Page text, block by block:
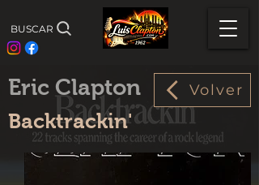
BUSCAR
Eric Clapton
Backtrackin'
Volver